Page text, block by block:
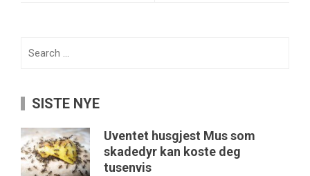
SISTE NYE
Uventet husgjest Mus som
skadedyr kan koste deg
tusenvis